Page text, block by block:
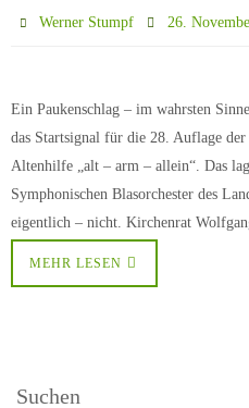
Werner Stumpf 26.
Ein Paukenschlag – im wahrsten
das Startsignal für die 28. Auflage
Altenhilfe „alt – arm – allein“. Das
Symphonischen Blasorchester des
eigentlich – nicht. Kirchenrat
MEHR LESEN
Suchen